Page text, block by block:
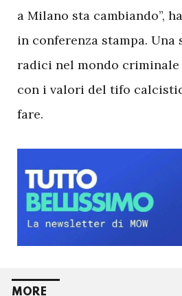
a Milano sta cambiando”,
in conferenza stampa. Una
radici nel mondo criminale
con i valori del tifo
fare.
MORE